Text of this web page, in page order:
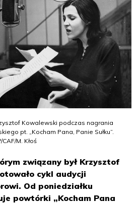
Kowalewski podczas nagrania
pt. „Kocham Pana, Panie Sułku”.
M. Kłoś
związany był Krzysztof
cykl audycji
Od poniedziałku
powtórki „Kocham Pana